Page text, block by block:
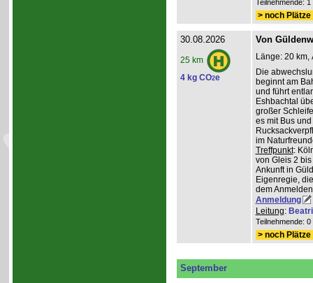
Teilnehmende:
> noch
30.08.2026
25 km
4 kg CO2e
Von
Länge: 20 km,
Die
beginnt am
und führt
Eshbachtal
großer
es mit Bus
im
Treffpunkt:
von Gleis 2
Ankunft in
Eigenregie,
dem
Anmeldung
Leitung:
Teilnehmende:
> noch
September